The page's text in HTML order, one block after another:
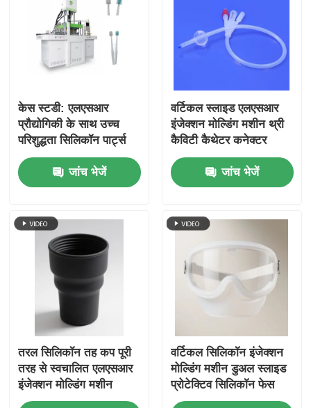
केस स्टडी: एलएसआर
प्रौद्योगिकी के साथ उच्च
परिशुद्धता सिलिकॉन पार्ट्स
का उत्पादन
जांच भेजें
वर्टिकल स्लाइड एलएसआर
इंजेक्शन मोल्डिंग मशीन थ्री
कैविटी कैथेटर कनेक्टर
जांच भेजें
तरल सिलिकॉन तह कप पूरी
तरह से स्वचालित एलएसआर
इंजेक्शन मोल्डिंग मशीन
ऊर्ध्वाधर
वर्टिकल सिलिकॉन इंजेक्शन
मोल्डिंग मशीन डुअल स्लाइड
प्रोटेक्टिव सिलिकॉन फेस
शील्ड